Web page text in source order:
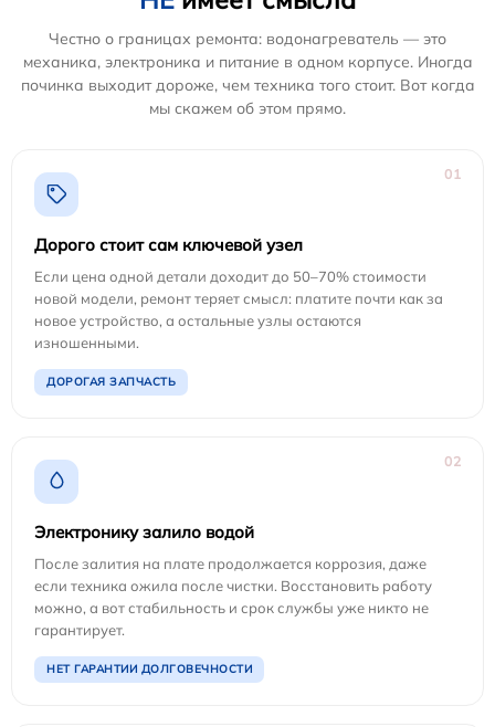
Честно о границах ремонта: водонагреватель — это
механика, электроника и питание в одном корпусе. Иногда
починка выходит дороже, чем техника того стоит. Вот когда
мы скажем об этом прямо.
01
Дорого стоит сам ключевой узел
Если цена одной детали доходит до 50–70% стоимости
новой модели, ремонт теряет смысл: платите почти как за
новое устройство, а остальные узлы остаются
изношенными.
ДОРОГАЯ ЗАПЧАСТЬ
02
Электронику залило водой
После залития на плате продолжается коррозия, даже
если техника ожила после чистки. Восстановить работу
можно, а вот стабильность и срок службы уже никто не
гарантирует.
НЕТ ГАРАНТИИ ДОЛГОВЕЧНОСТИ